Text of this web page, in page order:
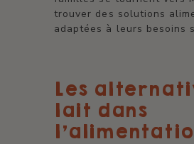
trouver des solutions
adaptées à leurs besoins
Les
lait dans